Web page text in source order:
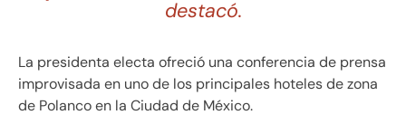
destacó.
La presidenta electa ofreció una conferencia de prensa
improvisada en uno de los principales hoteles de zona
de Polanco en la Ciudad de México.